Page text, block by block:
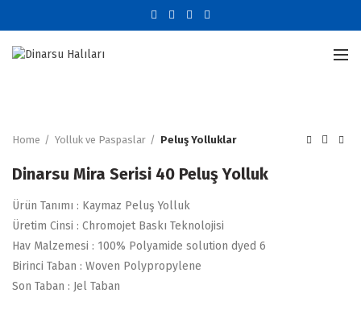
Home Yolluk ve Paspaslar Peluş Yolluklar
Dinarsu Mira Serisi 40 Peluş Yolluk
Ürün Tanımı : Kaymaz Peluş Yolluk
Üretim Cinsi : Chromojet Baskı Teknolojisi
Hav Malzemesi : 100% Polyamide solution dyed 6
Birinci Taban : Woven Polypropylene
Son Taban : Jel Taban